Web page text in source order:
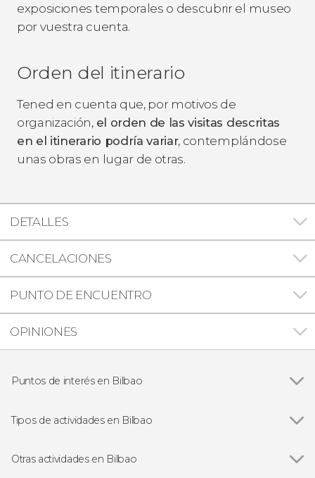
exposiciones temporales o descubrir el museo
por vuestra cuenta.
Orden del itinerario
Tened en cuenta que, por motivos de
organización, el orden de las visitas descritas
en el itinerario podría variar, contemplándose
unas obras en lugar de otras.
DETALLES
CANCELACIONES
PUNTO DE ENCUENTRO
OPINIONES
Puntos de interés en Bilbao
San Juan de Gaztelugatxe
Tipos de actividades en Bilbao
Free Tours en Bilbao
Otras actividades en Bilbao